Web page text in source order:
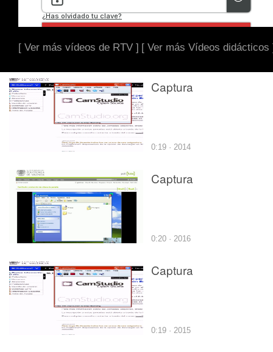
[ Ver más vídeos de RTV ] [ Ver más Vídeos didácticos
Captura
0:19 · 2014
Captura
0:20 · 2016
Captura
0:19 · 2015